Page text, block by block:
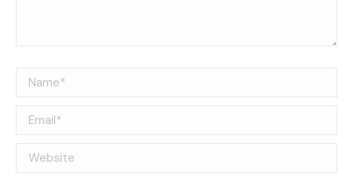
Name *
Email *
Website